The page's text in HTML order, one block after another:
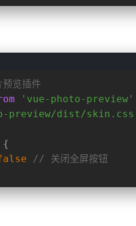
览插件
'vue-photo-preview'
preview/dist/
{
// 关闭全屏按钮